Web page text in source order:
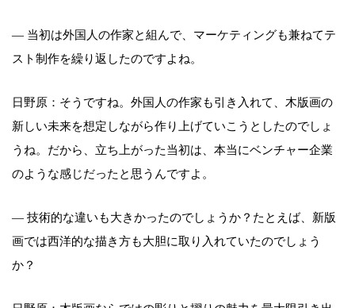
― 当初は外国人の作家と組んで、マーケティングも兼ねてテ
スト制作を繰り返したのですよね。
日野原：そうですね。外国人の作家も引き入れて、木版画の
新しい未来を想定しながら作り上げていこうとしたのでしょ
うね。だから、立ち上がった当初は、本当にベンチャー企業
のような感じだったと思うんですよ。
― 技術的な違いも大きかったのでしょうか？たとえば、新版
画では西洋的な描き方も大胆に取り入れていたのでしょう
か？